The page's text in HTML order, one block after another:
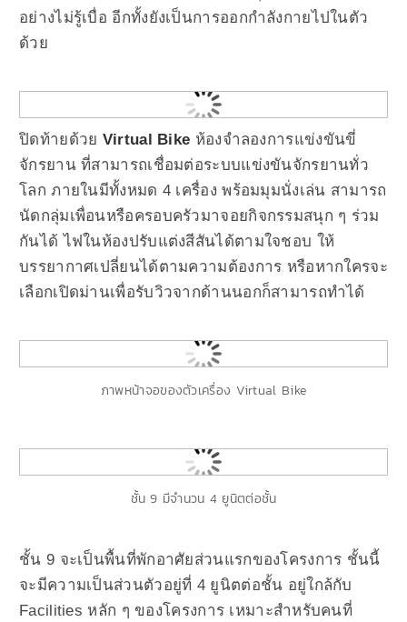
อย่างไม่รู้เบื่อ อีกทั้งยังเป็นการออกกำลังกายไปในตัว
ด้วย
ปิดท้ายด้วย Virtual Bike ห้องจำลองการแข่งขันขี่
จักรยาน ที่สามารถเชื่อมต่อระบบแข่งขันจักรยานทั่ว
โลก ภายในมีทั้งหมด 4 เครื่อง พร้อมมุมนั่งเล่น สามารถ
นัดกลุ่มเพื่อนหรือครอบครัวมาจอยกิจกรรมสนุก ๆ ร่วม
กันได้ ไฟในห้องปรับแต่งสีสันได้ตามใจชอบ ให้
บรรยากาศเปลี่ยนได้ตามความต้องการ หรือหากใครจะ
เลือกเปิดม่านเพื่อรับวิวจากด้านนอกก็สามารถทำได้
ภาพหน้าจอของตัวเครื่อง Virtual Bike
ชั้น 9 มีจำนวน 4 ยูนิตต่อชั้น
ชั้น 9 จะเป็นพื้นที่พักอาศัยส่วนแรกของโครงการ ชั้นนี้
จะมีความเป็นส่วนตัวอยู่ที่ 4 ยูนิตต่อชั้น อยู่ใกล้กับ
Facilities หลัก ๆ ของโครงการ เหมาะสำหรับคนที่